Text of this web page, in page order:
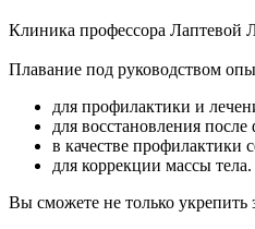
Клиника профессора Лаптевой
Плавание под руководством
для профилактики и
для восстановления
в качестве профилактики
для коррекции массы тела.
Вы сможете не только укрепить